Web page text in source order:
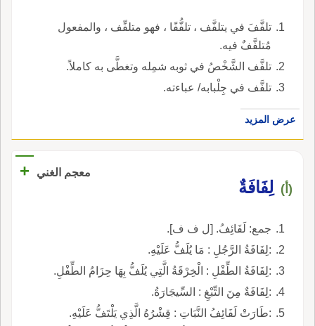
تلفَّفَ في يتلفَّف ، تلفُّفًا ، فهو متلفِّف ، والمفعول
مُتلفَّفٌ فيه.
تلفَّف الشَّخْصُ في ثوبه شمِله وتغطَّى به كاملاً.
تلفَّف في جِلْبابه/ عباءته.
عرض المزيد
معجم الغني +
(أ) لِفَافَةٌ
جمع: لَفَائِفُ. [ل ف ف].
:لِفَافَةُ الرَّجُلِ : مَا يُلَفُّ عَلَيْهِ.
:لِفَافَةُ الطِّفْلِ : الْخِرْقَةُ الَّتِي يُلَفُّ بِهَا حِزَامُ الطِّفْلِ.
:لِفَافَةٌ مِنَ التِّبْغِ : السِّيجَارَةُ.
:طَارَتْ لَفَائِفُ النَّبَاتِ : قِشْرُهُ الَّذِي يَلْتَفُّ عَلَيْهِ.